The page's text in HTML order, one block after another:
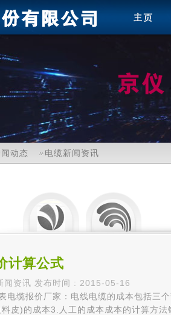
动态 电缆新闻资讯
计算公式
闻资讯 发布时间 : 2015-05-16
电缆报价厂家：电线电缆的成本包括三
皮)的成本3.人工的成本成本的计算方